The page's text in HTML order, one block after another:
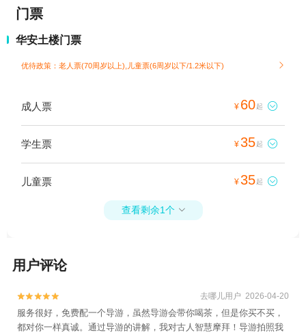
门票
华安土楼门票
优待政策：老人票(70周岁以上),儿童票(6周岁以下/1.2米以下) 
成人票 ¥ 60起 
学生票 ¥35起 
儿童票 ¥35起 
查看剩余1个 
用户评论

 去哪儿用户 2026-04-20
服务很好，免费配一个导游，虽然导游会带你喝茶，但是你买不买，
都对你一样真诚。通过导游的讲解，我对古人智慧摩拜！导游拍照我